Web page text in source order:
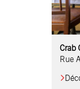
Crab
Rue
OM
Table
Le
F-eat
L’Art
La